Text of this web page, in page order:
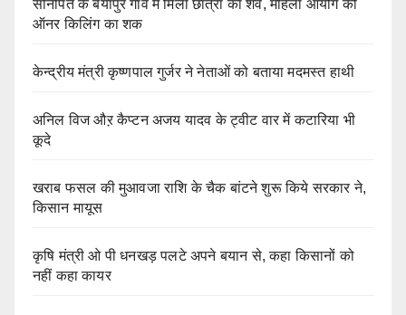
सोनीपत के बैयापुर गांव में मिला छात्रा का शव, महिला आयोग को
ऑनर किलिंग का शक
केन्द्रीय मंत्री कृष्णपाल गुर्जर ने नेताओं को बताया मदमस्त हाथी
अनिल विज औऱ कैप्टन अजय यादव के ट्वीट वार में कटारिया भी
कूदे
खराब फसल की मुआवजा राशि के चैक बांटने शुरू किये सरकार ने,
किसान मायूस
कृषि मंत्री ओ पी धनखड़ पलटे अपने बयान से, कहा किसानों को
नहीं कहा कायर